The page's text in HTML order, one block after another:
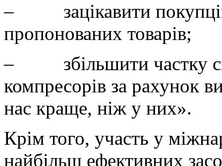
– зацікавити
пропонованих товарів;
– збільшити частку
компресорів за рахунок
нас краще, ніж у них».
Крім того, участь у
найбільш ефективних